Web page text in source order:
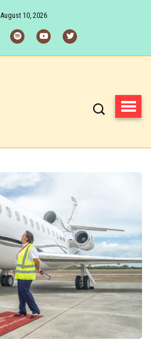
August 10, 2026